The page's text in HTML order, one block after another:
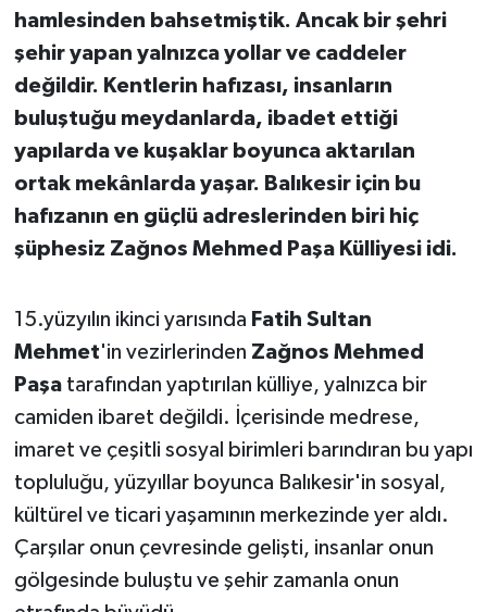
hamlesinden bahsetmiştik. Ancak bir şehri
şehir yapan yalnızca yollar ve caddeler
değildir. Kentlerin hafızası, insanların
buluştuğu meydanlarda, ibadet ettiği
yapılarda ve kuşaklar boyunca aktarılan
ortak mekânlarda yaşar. Balıkesir için bu
hafızanın en güçlü adreslerinden biri hiç
şüphesiz Zağnos Mehmed Paşa Külliyesi idi.
15.yüzyılın ikinci yarısında Fatih Sultan
Mehmet'in vezirlerinden Zağnos Mehmed
Paşatarafından yaptırılan külliye, yalnızca bir
camiden ibaret değildi. İçerisinde medrese,
imaret ve çeşitli sosyal birimleri barındıran bu yapı
topluluğu, yüzyıllar boyunca Balıkesir'in sosyal,
kültürel ve ticari yaşamının merkezinde yer aldı.
Çarşılar onun çevresinde gelişti, insanlar onun
gölgesinde buluştu ve şehir zamanla onun
Gönen
İvrindi
KENT GÜNDEMİ
KÜLTÜR-SANAT
MAGAZİN
Manyas
OLAY